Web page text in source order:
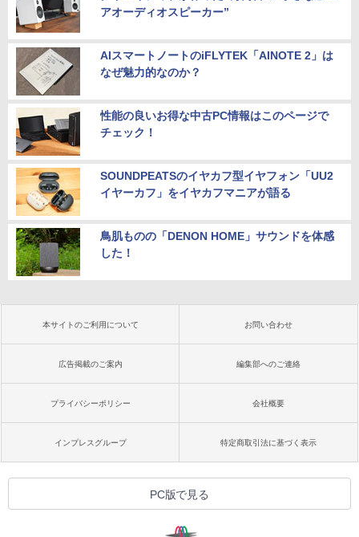
アオーディオスピーカー”
AIスマートノートのiFLYTEK「AINOTE 2」は
なぜ魅力的なのか？
性能の良いお得な中古PC情報はこのページで
チェック！
SOUNDPEATSのイヤカフ型イヤフォン「UU2
イヤーカフ」をイヤカフマニアが語る
鳥肌ものの「DENON HOME」サウンドを体感
した！
本サイトのご利用について お問い合わせ
広告掲載のご案内 編集部へのご連絡
プライバシーポリシー 会社概要
インプレスグループ 特定商取引法に基づく表示
PC版で見る